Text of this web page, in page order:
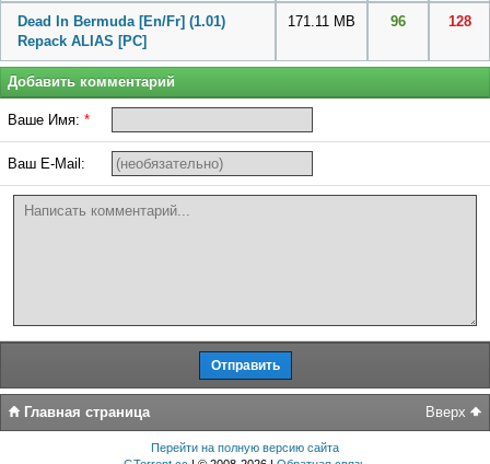
Dead In Bermuda [En/Fr] (1.01)
Repack ALIAS [PC]
171.11 MB 96 128
Добавить комментарий
Ваше Имя: *
Ваш E-Mail:
Вверх
Главная страница
Перейти на полную версию сайта